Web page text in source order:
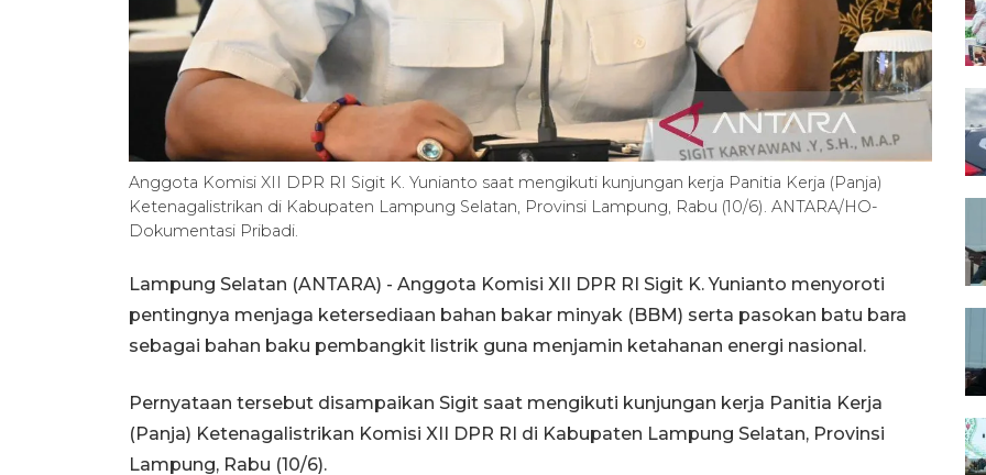
Anggota Komisi XII DPR RI Sigit K. Yunianto saat mengikuti kunjungan kerja Panitia Kerja (Panja)
Ketenagalistrikan di Kabupaten Lampung Selatan, Provinsi Lampung, Rabu (10/6). ANTARA/HO-
Dokumentasi Pribadi.
Lampung Selatan (ANTARA) - Anggota Komisi XII DPR RI Sigit K. Yunianto menyoroti
pentingnya menjaga ketersediaan bahan bakar minyak (BBM) serta pasokan batu bara
sebagai bahan baku pembangkit listrik guna menjamin ketahanan energi nasional.
Pernyataan tersebut disampaikan Sigit saat mengikuti kunjungan kerja Panitia Kerja
(Panja) Ketenagalistrikan Komisi XII DPR RI di Kabupaten Lampung Selatan, Provinsi
Lampung, Rabu (10/6).